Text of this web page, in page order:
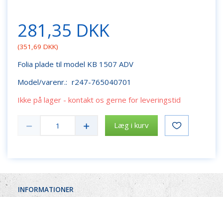
281,35 DKK
(351,69 DKK)
Folia plade til model KB 1507 ADV
Model/varenr.: r247-765040701
Ikke på lager - kontakt os gerne for leveringstid
Læg i kurv
INFORMATIONER